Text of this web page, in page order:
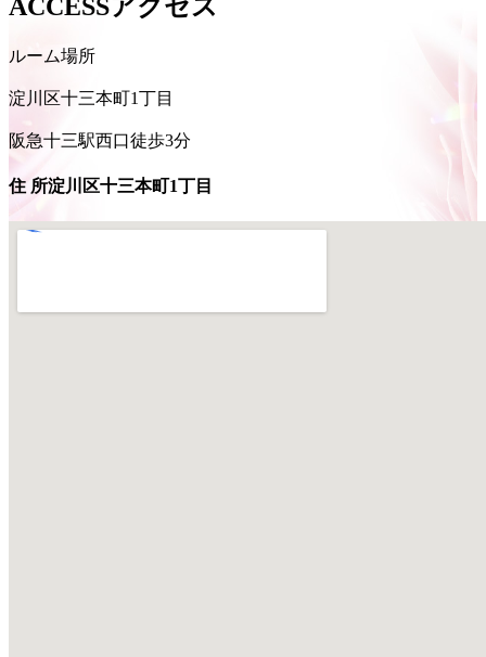
ACCESSアクセス
ルーム場所
淀川区十三本町1丁目
阪急十三駅西口徒歩3分
住 所淀川区十三本町1丁目